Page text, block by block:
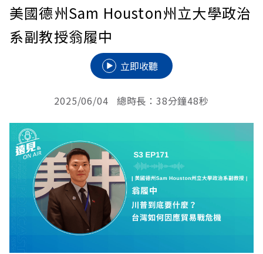
美國德州Sam Houston州立大學政治
系副教授翁履中
立即收聽
2025/06/04 總時長：38分鐘48秒